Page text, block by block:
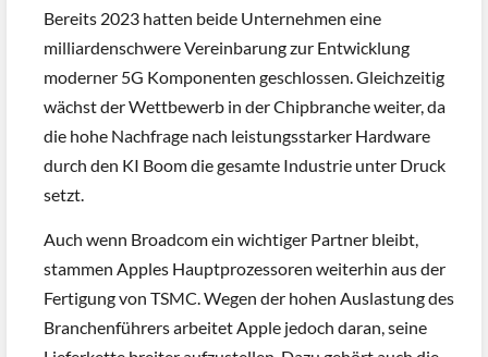
Bereits 2023 hatten beide Unternehmen eine
milliardenschwere Vereinbarung zur Entwicklung
moderner 5G Komponenten geschlossen. Gleichzeitig
wächst der Wettbewerb in der Chipbranche weiter, da
die hohe Nachfrage nach leistungsstarker Hardware
durch den KI Boom die gesamte Industrie unter Druck
setzt.
Auch wenn Broadcom ein wichtiger Partner bleibt,
stammen Apples Hauptprozessoren weiterhin aus der
Fertigung von TSMC. Wegen der hohen Auslastung des
Branchenführers arbeitet Apple jedoch daran, seine